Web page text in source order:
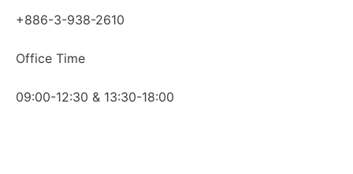
+886-3-938-2610
Office Time
09:00-12:30 & 13:30-18:00